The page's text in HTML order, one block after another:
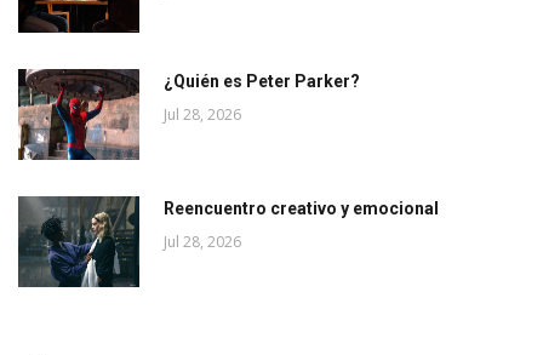
¿Quién es Peter Parker?
Jul 28, 2026
Reencuentro creativo y emocional
Jul 28, 2026